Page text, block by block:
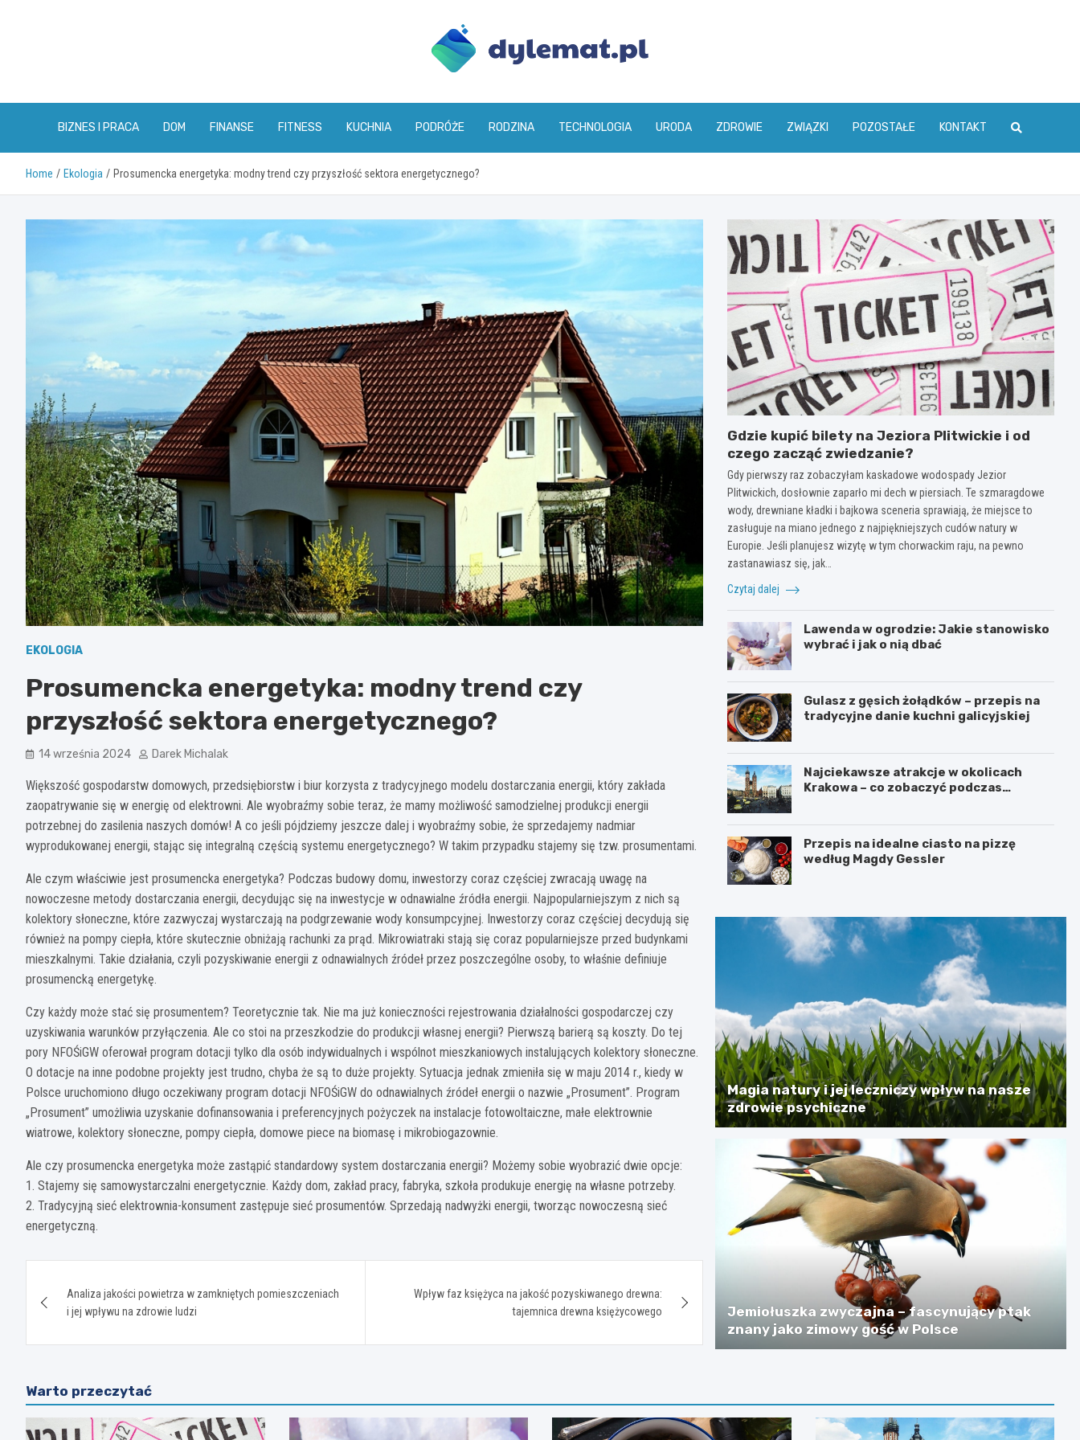
dylemat.pl
BIZNES I PRACA DOM FINANSE FITNESS KUCHNIA PODRÓŻE RODZINA TECHNOLOGIA URODA ZDROWIE ZWIĄZKI POZOSTAŁE KONTAKT
Home Ekologia Prosumencka energetyka: modny trend czy przyszłość sektora energetycznego?
EKOLOGIA
Prosumencka energetyka: modny trend czy
przyszłość sektora energetycznego?
14 września 2024 Darek Michalak
Większość gospodarstw domowych, przedsiębiorstw i biur korzysta z tradycyjnego modelu dostarczania energii, który zakłada
zaopatrywanie się w energię od elektrowni. Ale wyobraźmy sobie teraz, że mamy możliwość samodzielnej produkcji energii
potrzebnej do zasilenia naszych domów! A co jeśli pójdziemy jeszcze dalej i wyobraźmy sobie, że sprzedajemy nadmiar
wyprodukowanej energii, stając się integralną częścią systemu energetycznego? W takim przypadku stajemy się tzw. prosumentami.
Ale czym właściwie jest prosumencka energetyka? Podczas budowy domu, inwestorzy coraz częściej zwracają uwagę na
nowoczesne metody dostarczania energii, decydując się na inwestycje w odnawialne źródła energii. Najpopularniejszym z nich są
kolektory słoneczne, które zazwyczaj wystarczają na podgrzewanie wody konsumpcyjnej. Inwestorzy coraz częściej decydują się
również na pompy ciepła, które skutecznie obniżają rachunki za prąd. Mikrowiatraki stają się coraz popularniejsze przed budynkami
mieszkalnymi. Takie działania, czyli pozyskiwanie energii z odnawialnych źródeł przez poszczególne osoby, to właśnie definiuje
prosumencką energetykę.
Czy każdy może stać się prosumentem? Teoretycznie tak. Nie ma już konieczności rejestrowania działalności gospodarczej czy
uzyskiwania warunków przyłączenia. Ale co stoi na przeszkodzie do produkcji własnej energii? Pierwszą barierą są koszty. Do tej
pory NFOŚiGW oferował program dotacji tylko dla osób indywidualnych i wspólnot mieszkaniowych instalujących kolektory słoneczne.
O dotacje na inne podobne projekty jest trudno, chyba że są to duże projekty. Sytuacja jednak zmieniła się w maju 2014 r., kiedy w
Polsce uruchomiono długo oczekiwany program dotacji NFOŚiGW do odnawialnych źródeł energii o nazwie „Prosument”. Program
„Prosument” umożliwia uzyskanie dofinansowania i preferencyjnych pożyczek na instalacje fotowoltaiczne, małe elektrownie
wiatrowe, kolektory słoneczne, pompy ciepła, domowe piece na biomasę i mikrobiogazownie.
Ale czy prosumencka energetyka może zastąpić standardowy system dostarczania energii? Możemy sobie wyobrazić dwie opcje:
1. Stajemy się samowystarczalni energetycznie. Każdy dom, zakład pracy, fabryka, szkoła produkuje energię na własne potrzeby.
2. Tradycyjną sieć elektrownia-konsument zastępuje sieć prosumentów. Sprzedają nadwyżki energii, tworząc nowoczesną sieć
energetyczną.
wpisu
Analiza jakości powietrza w zamkniętych pomieszczeniach
i jej wpływu na zdrowie ludzi
Wpływ faz księżyca na jakość pozyskiwanego drewna:
tajemnica drewna księżycowego
Gdzie kupić bilety na Jeziora Plitwickie i od
czego zacząć zwiedzanie?
Gdy pierwszy raz zobaczyłam kaskadowe wodospady Jezior
Plitwickich, dosłownie zaparło mi dech w piersiach. Te szmaragdowe
wody, drewniane kładki i bajkowa sceneria sprawiają, że miejsce to
zasługuje na miano jednego z najpiękniejszych cudów natury w
Europie. Jeśli planujesz wizytę w tym chorwackim raju, na pewno
zastanawiasz się, jak…
Czytaj dalej
Lawenda w ogrodzie: Jakie stanowisko
wybrać i jak o nią dbać
Gulasz z gęsich żołądków – przepis na
tradycyjne danie kuchni galicyjskiej
Najciekawsze atrakcje w okolicach
Krakowa – co zobaczyć podczas
Przepis na idealne ciasto na pizzę
według Magdy Gessler
Magia natury i jej leczniczy wpływ na nasze
zdrowie psychiczne
Jemiołuszka zwyczajna – fascynujący ptak
znany jako zimowy gość w Polsce
Warto przeczytać